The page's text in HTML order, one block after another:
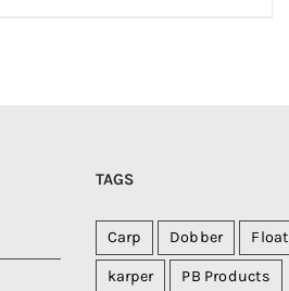
TAGS
Carp Dobber Float
karper PB Products